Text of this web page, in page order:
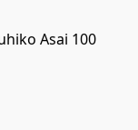
Asai 100